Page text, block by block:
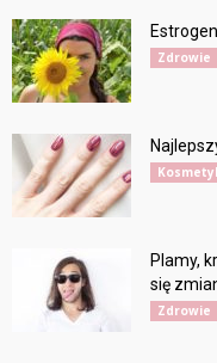
Zdrowie
Plamy,
się
Zdrowie